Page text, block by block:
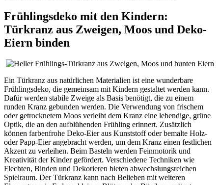
Frühlingsdeko mit den Kindern:
Türkranz aus Zweigen, Moos und Deko-
Eiern binden
Ein Türkranz aus natürlichen Materialien ist eine wunderbare
Frühlingsdeko, die gemeinsam mit Kindern gestaltet werden kann.
Dafür werden stabile Zweige als Basis benötigt, die zu einem
runden Kranz gebunden werden. Die Verwendung von frischem
oder getrocknetem Moos verleiht dem Kranz eine lebendige, grüne
Optik, die an den aufblühenden Frühling erinnert. Zusätzlich
können farbenfrohe Deko-Eier aus Kunststoff oder bemalte Holz-
oder Papp-Eier angebracht werden, um dem Kranz einen festlichen
Akzent zu verleihen. Beim Basteln werden Feinmotorik und
Kreativität der Kinder gefördert. Verschiedene Techniken wie
Flechten, Binden und Dekorieren bieten abwechslungsreichen
Spielraum. Der Türkranz kann nach Belieben mit weiteren